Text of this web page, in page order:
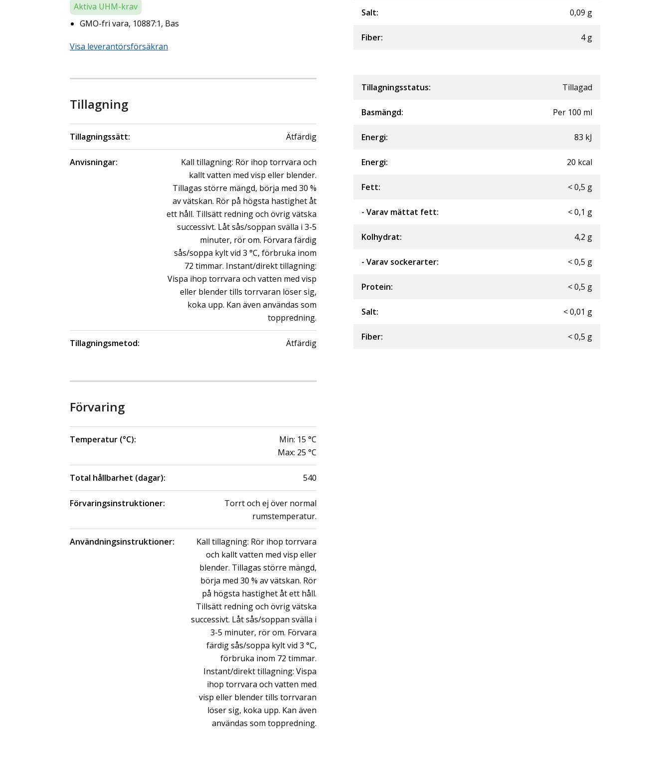
Aktiva UHM-krav
GMO-fri vara, 10887:1, Bas
Visa leverantörsförsäkran
Tillagning
Tillagningssätt: Ätfärdig
Anvisningar:
Kall tillagning: Rör ihop torrvara och
kallt vatten med visp eller blender.
Tillagas större mängd, börja med 30 %
av vätskan. Rör på högsta hastighet åt
ett håll. Tillsätt redning och övrig vätska
successivt. Låt sås/soppan svälla i 3-5
minuter, rör om. Förvara färdig
sås/soppa kylt vid 3 °C, förbruka inom
72 timmar. Instant/direkt tillagning:
Vispa ihop torrvara och vatten med visp
eller blender tills torrvaran löser sig,
koka upp. Kan även användas som
toppredning.
Tillagningsmetod: Ätfärdig
Förvaring
Temperatur (°C): Min: 15 °C
Max: 25 °C
Total hållbarhet (dagar): 540
Förvaringsinstruktioner:
Torrt och ej över normal
rumstemperatur.
Användningsinstruktioner:
Kall tillagning: Rör ihop torrvara
och kallt vatten med visp eller
blender. Tillagas större mängd,
börja med 30 % av vätskan. Rör
på högsta hastighet åt ett håll.
Tillsätt redning och övrig vätska
successivt. Låt sås/soppan svälla i
3-5 minuter, rör om. Förvara
färdig sås/soppa kylt vid 3 °C,
förbruka inom 72 timmar.
Instant/direkt tillagning: Vispa
ihop torrvara och vatten med
visp eller blender tills torrvaran
löser sig, koka upp. Kan även
användas som toppredning.
Salt: 0,09 g
Fiber: 4 g
Tillagningsstatus: Tillagad
Basmängd: Per 100 ml
Energi: 83 kJ
Energi: 20 kcal
Fett: <0,5 g
- Varav mättat fett: <0,1 g
Kolhydrat: 4,2 g
- Varav sockerarter: <0,5 g
Protein: <0,5 g
Salt: <0,01 g
Fiber: <0,5 g